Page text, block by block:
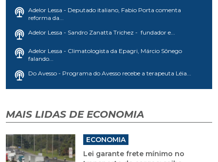
Adelor Lessa - Deputado italiano, Fabio Porta comenta
reforma da...
Adelor Lessa - Sandro Zanatta Trichez - fundador e...
Adelor Lessa - Climatologista da Epagri, Márcio Sônego
falando...
Do Avesso - Programa do Avesso recebe a terapeuta Léia...
MAIS LIDAS DE ECONOMIA
ECONOMIA
Lei garante frete mínimo no